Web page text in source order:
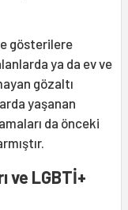
gösterilere
ya da ev ve
gözaltı
yaşanan
da önceki
ve LGBTİ+